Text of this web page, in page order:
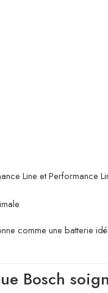
Line et Performance
comme une batterie
Bosch